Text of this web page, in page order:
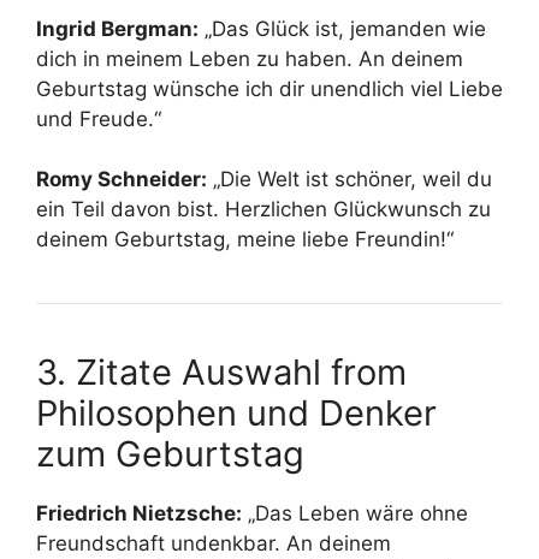
Ingrid Bergman: „Das Glück ist, jemanden wie
dich in meinem Leben zu haben. An deinem
Geburtstag wünsche ich dir unendlich viel Liebe
und Freude.“
Romy Schneider: „Die Welt ist schöner, weil du
ein Teil davon bist. Herzlichen Glückwunsch zu
deinem Geburtstag, meine liebe Freundin!“
3. Zitate Auswahl from
Philosophen und Denker
zum Geburtstag
Friedrich Nietzsche: „Das Leben wäre ohne
Freundschaft undenkbar. An deinem